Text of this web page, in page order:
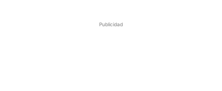
Publicidad